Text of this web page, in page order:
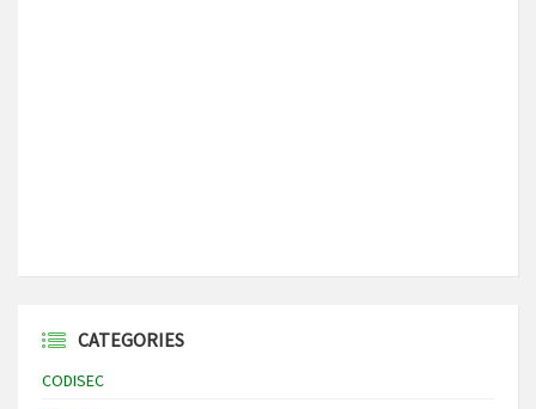
CATEGORIES
CODISEC